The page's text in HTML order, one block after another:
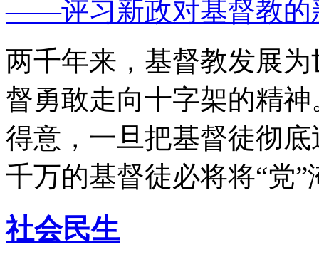
——评习新政对基督教的
两千年来，基督教发展
督勇敢走向十字架的精
得意，一旦把基督徒彻
千万的基督徒必将将“党”
社会民生